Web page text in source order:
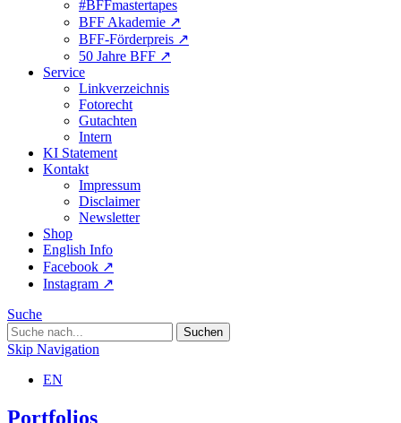
#BFFmastertapes
BFF Akademie ↗︎
BFF-Förderpreis ↗︎
50 Jahre BFF ↗︎
Service
Linkverzeichnis
Fotorecht
Gutachten
Intern
KI Statement
Kontakt
Impressum
Disclaimer
Newsletter
Shop
English Info
Facebook ↗︎
Instagram ↗︎
Suche
Skip Navigation
EN
Portfolios